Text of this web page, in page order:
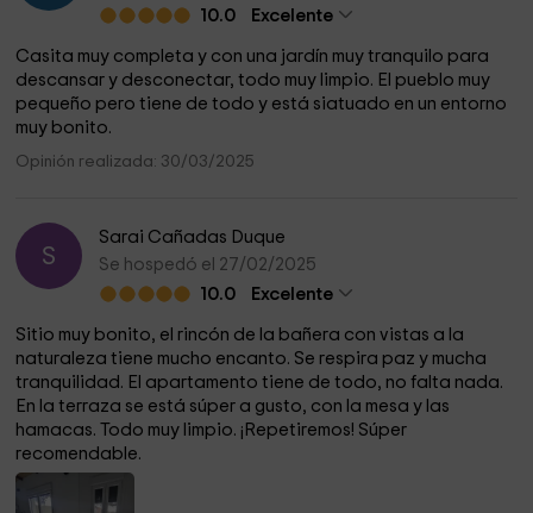
10.0
Excelente
Casita muy completa y con una jardín muy tranquilo para
descansar y desconectar, todo muy limpio. El pueblo muy
pequeño pero tiene de todo y está siatuado en un entorno
muy bonito.
Opinión realizada: 30/03/2025
S
Sarai Cañadas Duque
Se hospedó el 27/02/2025
10.0
Excelente
Sitio muy bonito, el rincón de la bañera con vistas a la
naturaleza tiene mucho encanto. Se respira paz y mucha
tranquilidad. El apartamento tiene de todo, no falta nada.
En la terraza se está súper a gusto, con la mesa y las
hamacas. Todo muy limpio. ¡Repetiremos! Súper
recomendable.